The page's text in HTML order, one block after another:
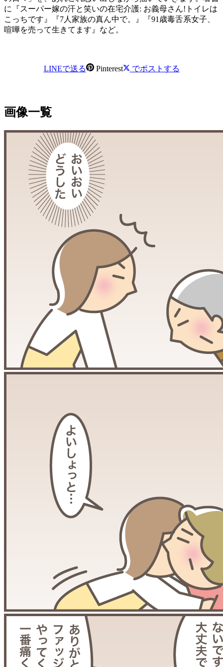
に『スーパー嫁の汗と笑いの在宅介護: お義母さん!トイレは
こっちです』『7人家族の真ん中で。』『91歳毒舌系女子、
喧嘩を売って生きてます』など。
LINEで送る Pinterest でポストする
画像一覧